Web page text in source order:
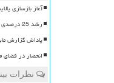
آغاز بازسازی
رشد 25 درصدی مالیات تولید فشار مالیاتی به سایر حوزه ها منتقل شد
پاداش گزارش
انحصار در فضای
نظرات